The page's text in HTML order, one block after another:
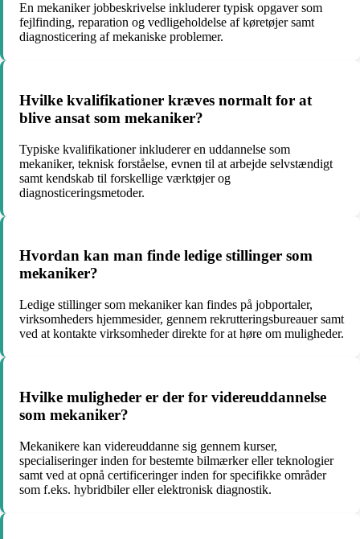
En mekaniker jobbeskrivelse inkluderer typisk opgaver som
fejlfinding, reparation og vedligeholdelse af køretøjer samt
diagnosticering af mekaniske problemer.
Hvilke kvalifikationer kræves normalt for at
blive ansat som mekaniker?
Typiske kvalifikationer inkluderer en uddannelse som
mekaniker, teknisk forståelse, evnen til at arbejde selvstændigt
samt kendskab til forskellige værktøjer og
diagnosticeringsmetoder.
Hvordan kan man finde ledige stillinger som
mekaniker?
Ledige stillinger som mekaniker kan findes på jobportaler,
virksomheders hjemmesider, gennem rekrutteringsbureauer samt
ved at kontakte virksomheder direkte for at høre om muligheder.
Hvilke muligheder er der for videreuddannelse
som mekaniker?
Mekanikere kan videreuddanne sig gennem kurser,
specialiseringer inden for bestemte bilmærker eller teknologier
samt ved at opnå certificeringer inden for specifikke områder
som f.eks. hybridbiler eller elektronisk diagnostik.